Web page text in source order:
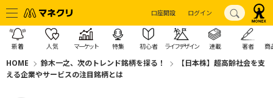
口座開設 ログイン
新着 人気 マーケット 特集 初心者 ライフデザイン 連載 著者 商
HOME 鈴木一之、次のトレンド銘柄を探る！
【日本株】超高齢社会を支
える企業やサービスの注目銘柄とは